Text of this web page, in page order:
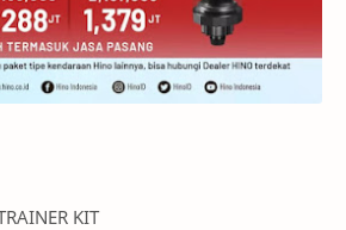
KIT